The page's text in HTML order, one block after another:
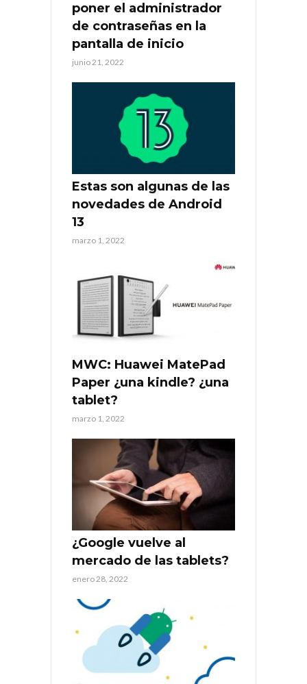
poner el administrador
de contraseñas en la
pantalla de inicio
junio 21, 2022
Estas son algunas de las
novedades de Android
13
marzo 1, 2022
MWC: Huawei MatePad
Paper ¿una kindle? ¿una
tablet?
marzo 1, 2022
¿Google vuelve al
mercado de las tablets?
enero 28, 2022